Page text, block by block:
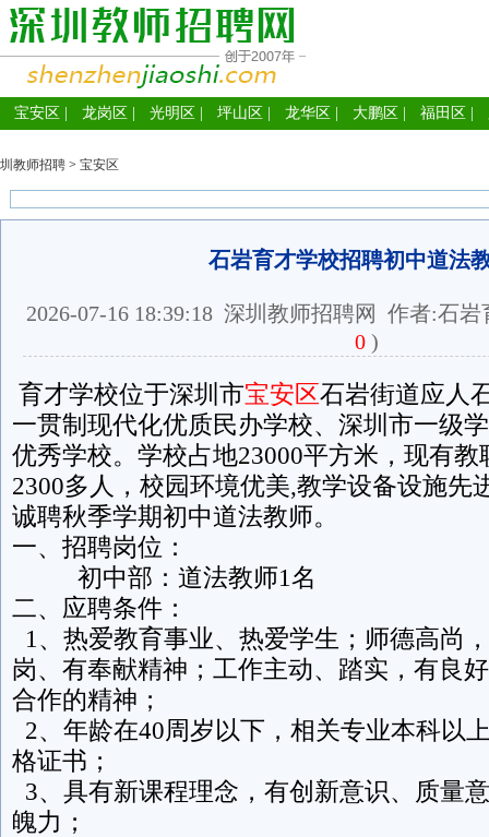
宝安区 龙岗区 光明区 坪山区 龙华区 大鹏区 福田区
圳教师招聘 > 宝安区
石岩育才学校招聘初中道法
2026-07-16 18:39:18 深圳教师招聘网 作者:石
0 )
育才学校位于深圳市宝安区石岩街道应人
一贯制现代化优质民办学校、深圳市一级
优秀学校。学校占地23000平方米，现有教
2300多人，校园环境优美,教学设备设施先
诚聘秋季学期初中道法教师。
一、招聘岗位：
初中部：道法教师1名
二、应聘条件：
1、热爱教育事业、热爱学生；师德高尚
岗、有奉献精神；工作主动、踏实，有良
合作的精神；
2、年龄在40周岁以下，相关专业本科以
格证书；
3、具有新课程理念，有创新意识、质量
魄力；